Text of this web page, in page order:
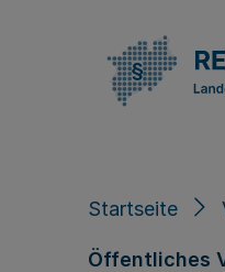
Startseite
Öffentliches